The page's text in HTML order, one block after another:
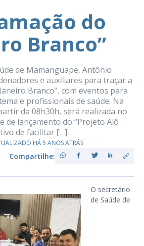
do
Branco”
de Mamanguape, Antônio
e auxiliares para traçar a
Branco”, com eventos para
e profissionais de saúde. Na
da 08h30h, será realizada no
de lançamento do “Projeto Alô
de facilitar […]
HÁ 5 ANOS ATRÁS
Compartilhe:
O secretário
de Saúde de